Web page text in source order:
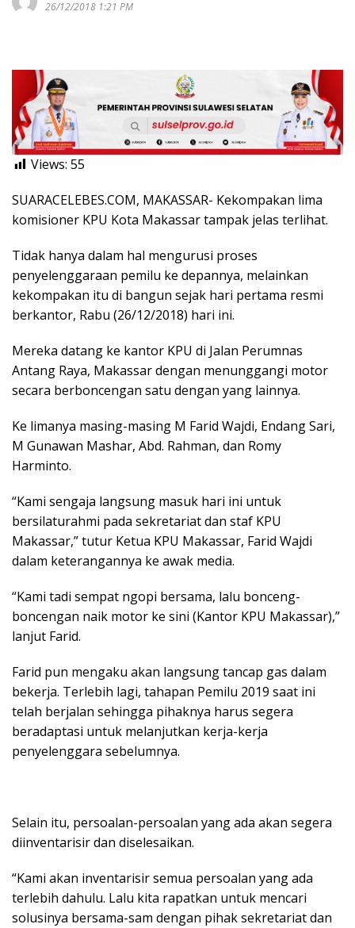
26/12/2018 1:21 PM
Views: 55
SUARACELEBES.COM, MAKASSAR- Kekompakan lima
komisioner KPU Kota Makassar tampak jelas terlihat.
Tidak hanya dalam hal mengurusi proses
penyelenggaraan pemilu ke depannya, melainkan
kekompakan itu di bangun sejak hari pertama resmi
berkantor, Rabu (26/12/2018) hari ini.
Mereka datang ke kantor KPU di Jalan Perumnas
Antang Raya, Makassar dengan menunggangi motor
secara berboncengan satu dengan yang lainnya.
Ke limanya masing-masing M Farid Wajdi, Endang Sari,
M Gunawan Mashar, Abd. Rahman, dan Romy
Harminto.
“Kami sengaja langsung masuk hari ini untuk
bersilaturahmi pada sekretariat dan staf KPU
Makassar,” tutur Ketua KPU Makassar, Farid Wajdi
dalam keterangannya ke awak media.
“Kami tadi sempat ngopi bersama, lalu bonceng-
boncengan naik motor ke sini (Kantor KPU Makassar),”
lanjut Farid.
Farid pun mengaku akan langsung tancap gas dalam
bekerja. Terlebih lagi, tahapan Pemilu 2019 saat ini
telah berjalan sehingga pihaknya harus segera
beradaptasi untuk melanjutkan kerja-kerja
penyelenggara sebelumnya.
Selain itu, persoalan-persoalan yang ada akan segera
diinventarisir dan diselesaikan.
“Kami akan inventarisir semua persoalan yang ada
terlebih dahulu. Lalu kita rapatkan untuk mencari
solusinya bersama-sam dengan pihak sekretariat dan